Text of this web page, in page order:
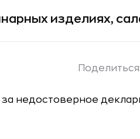
изделиях,
Поделиться: